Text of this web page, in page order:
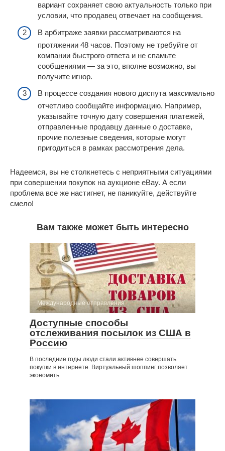
вариант сохраняет свою актуальность только при
условии, что продавец отвечает на сообщения.
В арбитраже заявки рассматриваются на
протяжении 48 часов. Поэтому не требуйте от
компании быстрого ответа и не спамьте
сообщениями — за это, вполне возможно, вы
получите игнор.
В процессе создания нового диспута максимально
отчетливо сообщайте информацию. Например,
указывайте точную дату совершения платежей,
отправленные продавцу данные о доставке,
прочие полезные сведения, которые могут
пригодиться в рамках рассмотрения дела.
Надеемся, вы не столкнетесь с неприятными ситуациями
при совершении покупок на аукционе eBay. А если
проблема все же настигнет, не паникуйте, действуйте
смело!
Вам также может быть интересно
Международные отправления
Доступные способы
отслеживания посылок из США в
Россию
В последние годы люди стали активнее совершать
покупки в интернете. Виртуальный шоппинг позволяет
экономить